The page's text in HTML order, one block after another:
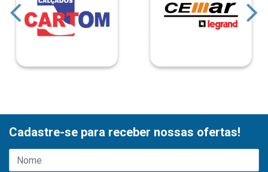
Cadastre-se para receber nossas ofertas!